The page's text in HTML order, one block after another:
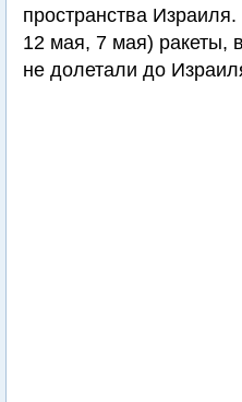
пространства
12 мая, 7 мая)
не долетали до